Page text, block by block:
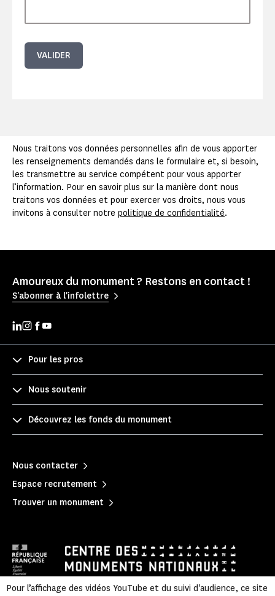
VALIDER
Nous traitons vos données personnelles afin de vous apporter
les renseignements demandés dans le formulaire et, si besoin,
les transmettre au service compétent pour vous apporter
l’information. Pour en savoir plus sur la manière dont nous
traitons vos données et pour exercer vos droits, nous vous
invitons à consulter notre politique de confidentialité.
Amoureux du monument ? Restons en contact !
S'abonner à l'infolettre
Pour les pros
Nous soutenir
Découvrez les fonds du monument
Nous contacter
Espace recrutement
Trouver un monument
Pour l’affichage des vidéos YouTube et du suivi d'audience, ce site